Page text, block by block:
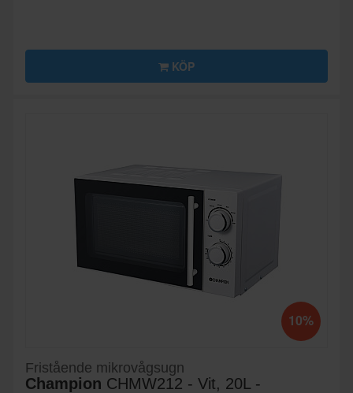
KÖP
10%
Fristående mikrovågsugn
Champion CHMW212 - Vit, 20L -